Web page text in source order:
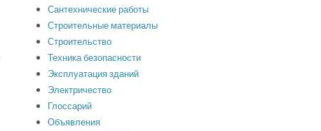
Сантехнические работы
Строительные материалы
Строительство
Техника безопасности
Эксплуатация зданий
Электричество
Глоссарий
Объявления